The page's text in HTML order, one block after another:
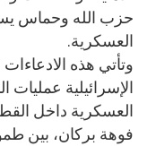
حزب الله وحماس
العسكرية.
وتأتي هذه
الإسرائيلية عمليات
العسكرية داخل
فوهة بركان، بين